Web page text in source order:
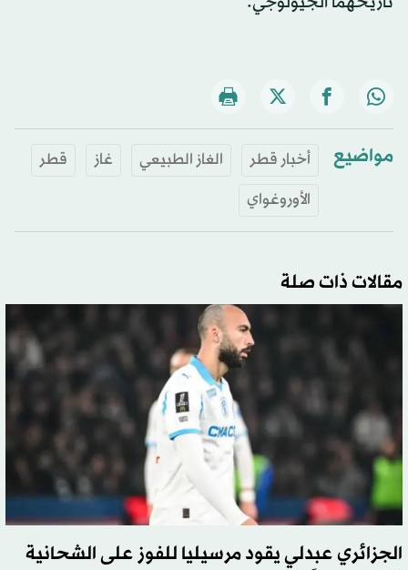
مواضيع أخبار قطر الغاز الطبيعي غاز
قطر
الأوروغواي
مقالات ذات صلة
الجزائري عبدلي يقود مرسيليا للفوز على الشحانية